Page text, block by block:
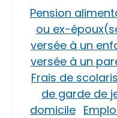
Pension
ou ex-
versée à un
versée à un
Frais de
de garde de
domicile